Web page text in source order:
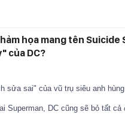
họa mang tên Suicide
của DC?
sửa sai" của vũ trụ siêu anh
Superman, DC cũng sẽ bỏ tất cả